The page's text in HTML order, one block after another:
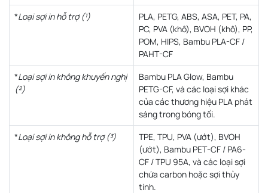
*Loại sợi in hỗ trợ (¹)
PLA, PETG, ABS, ASA, PET, PA,
PC, PVA (khô), BVOH (khô), PP,
POM, HIPS, Bambu PLA-CF /
PAHT-CF
*Loại sợi in không khuyến nghị
(²)
Bambu PLA Glow, Bambu
PETG-CF, và các loại sợi khác
của các thương hiệu PLA phát
sáng trong bóng tối.
*Loại sợi in không hỗ trợ (³)
TPE, TPU, PVA (ướt), BVOH
(ướt), Bambu PET-CF / PA6-
CF / TPU 95A, và các loại sợi
chứa carbon hoặc sợi thủy
tinh.